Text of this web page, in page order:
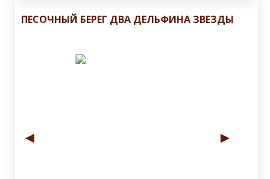
ПЕСОЧНЫЙ БЕРЕГ ДВА ДЕЛЬФИНА ЗВЕЗДЫ
◄ ►